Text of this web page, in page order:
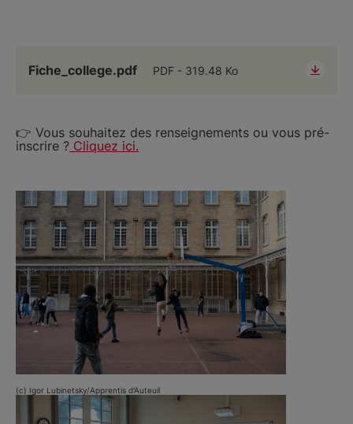
Fiche_college.pdf PDF 319.48 Ko
👉 Vous souhaitez des renseignements ou vous pré-
inscrire ? Cliquez ici.
(c) Igor Lubinetsky/Apprentis d'Auteuil